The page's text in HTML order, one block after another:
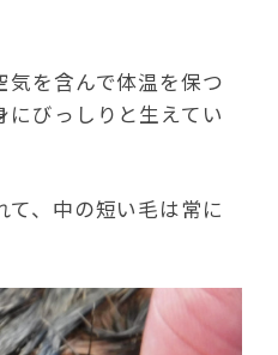
気を含んで体温を保つ
びっしりと生えてい
て、中の短い毛は常に